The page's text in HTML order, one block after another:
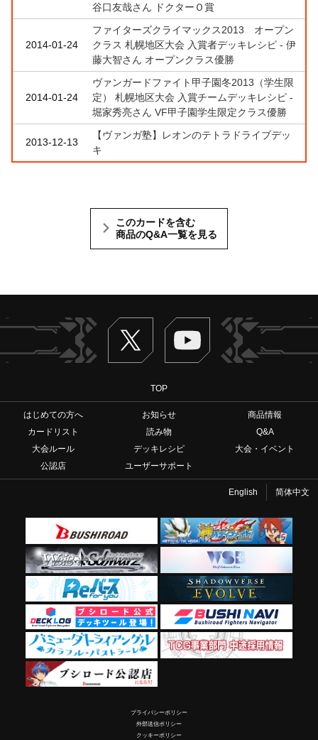
谷口友哉さん ドクターＯ賞
2014-01-24
ファイターズクライマックス2013 オープン
クラス 札幌地区大会 入賞者デッキレシピ - 伊
藤大智さん オープンクラス優勝
2014-01-24
ヴァンガードファイト甲子園冬2013（学生限
定） 札幌地区大会 入賞チームデッキレシピ -
堀家秀亮さん VF甲子園学生限定クラス優勝
2013-12-13
【ヴァンガ塾】レオンのテトラドライブデッ
キ
このカードを含む
商品のQ&A一覧を見る
Twitter ヴァンガードch
TOP
はじめての方へ お知らせ
商品情報
カードリスト
読み物
Q&A
大会ルール
デッキレシピ
大会・イベント
公認店
ユーザーサポート
English 简体中文
プライバシーポリシー
外部送信ポリシー
クッキーポリシー